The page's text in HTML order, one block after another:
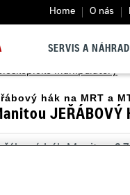
Home O nás
SERVIS A
manipulátory >
hák na MRT a
JEŘÁBOVÝ
hák Manitou
zavěšení